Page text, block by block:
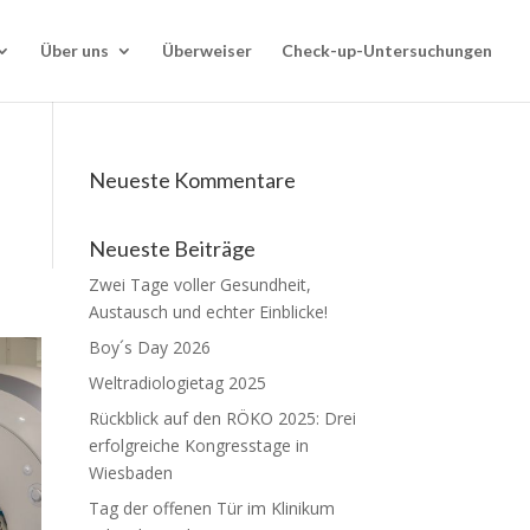
Über uns Überweiser Check-up-Untersuchungen
Neueste Kommentare
Neueste Beiträge
Zwei Tage voller Gesundheit,
Austausch und echter Einblicke!
Boy´s Day 2026
Weltradiologietag 2025
Rückblick auf den RÖKO 2025: Drei
erfolgreiche Kongresstage in
Wiesbaden
Tag der offenen Tür im Klinikum